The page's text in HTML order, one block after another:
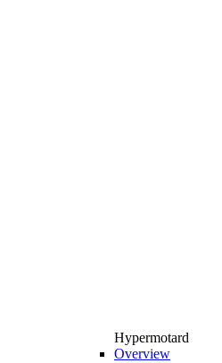
Hypermotard
Overview